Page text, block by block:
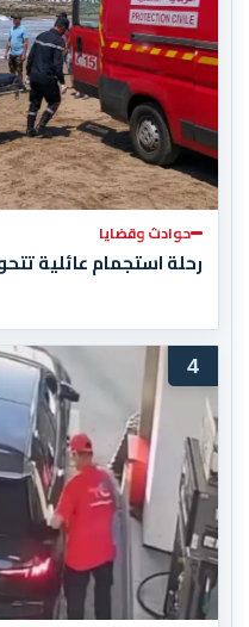
حوادث وقضايا
رحلة استجمام عائلية
4